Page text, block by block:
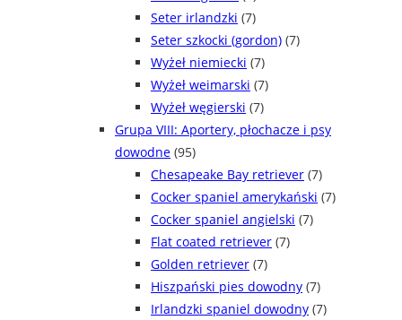
Seter irlandzki (7)
Seter szkocki (gordon) (7)
Wyżeł niemiecki (7)
Wyżeł weimarski (7)
Wyżeł węgierski (7)
Grupa VIII: Aportery, płochacze i psy
dowodne (95)
Chesapeake Bay retriever (7)
Cocker spaniel amerykański (7)
Cocker spaniel angielski (7)
Flat coated retriever (7)
Golden retriever (7)
Hiszpański pies dowodny (7)
Irlandzki spaniel dowodny (7)